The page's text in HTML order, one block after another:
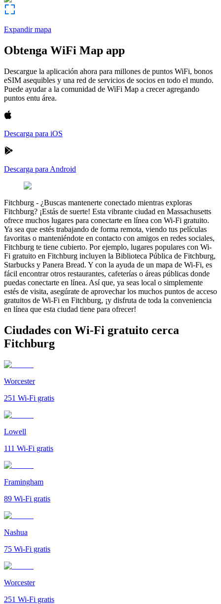
Expandir mapa
Obtenga WiFi Map app
Descargue la aplicación ahora para millones de puntos WiFi, bonos
eSIM asequibles y una red de servicios de socios en todo el mundo.
Puede ayudar a la comunidad de WiFi Map a crecer agregando
puntos entu área.
Descarga para iOS
Descarga para Android
Fitchburg - ¿Buscas mantenerte conectado mientras exploras
Fitchburg? ¡Estás de suerte! Esta vibrante ciudad en Massachusetts
ofrece muchos lugares para conectarte en línea con Wi-Fi gratuito.
Ya sea que estés trabajando de forma remota, viendo tus películas
favoritas o manteniéndote en contacto con amigos en redes sociales,
Fitchburg te tiene cubierto. Por ejemplo, lugares populares con Wi-
Fi gratuito en Fitchburg incluyen la Biblioteca Pública de Fitchburg,
Starbucks y Panera Bread. Y con la ayuda de un mapa de Wi-Fi, es
fácil encontrar otros restaurantes, cafeterías o áreas públicas donde
puedas conectarte en línea. Así que, ya seas local o simplemente
estés de visita, asegúrate de aprovechar los muchos puntos de acceso
gratuitos de Wi-Fi en Fitchburg, ¡y disfruta de toda la conveniencia
en línea que esta ciudad tiene para ofrecer!
Ciudades con Wi-Fi gratuito cerca
Fitchburg
Worcester
251 Wi-Fi gratis
Lowell
111 Wi-Fi gratis
Framingham
89 Wi-Fi gratis
Nashua
75 Wi-Fi gratis
Worcester
251 Wi-Fi gratis